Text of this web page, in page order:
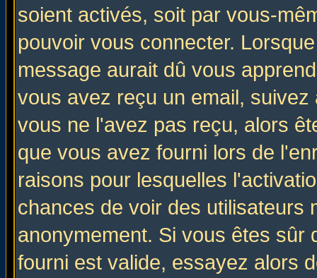
soient activés, soit par vous-
pouvoir vous connecter.
message aurait dû vous
vous avez reçu un email,
vous ne l'avez pas reçu, alors
que vous avez fourni lors de
raisons pour lesquelles
chances de voir des utilisateurs
anonymement. Si vous êtes sûr
fourni est valide, essayez alors